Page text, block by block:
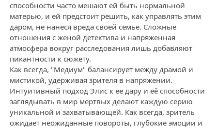
способности часто мешают ей быть нормальной
матерью, и ей предстоит решить, как управлять этим
даром, не нанеся вреда своей семье. Сложные
отношения с женой детектива и напряженная
атмосфера вокруг расследования лишь добавляют
пикантности к сюжету.
Как всегда, "Медиум" балансирует между драмой и
мистикой, удерживая зрителя в напряжении.
Интуитивный подход Элис к ее дару и её способности
заглядывать в мир мертвых делают каждую серию
уникальной и захватывающей. Как всегда, зритель
ожидает неожиданные повороты, глубокие эмоции и